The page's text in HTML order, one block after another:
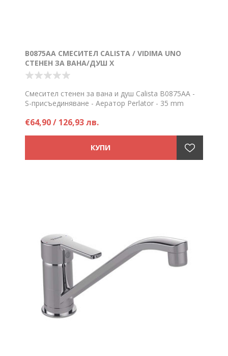
B0875AA СМЕСИТЕЛ CALISTA / VIDIMA UNO
СТЕНЕН ЗА ВАНА/ДУШ Х
Смесител стенен за вана и душ Calista B0875AA -
S-присъединяване - Аератор Perlator - 35 mm
Цена на брой
€64,90 / 126,93 лв.